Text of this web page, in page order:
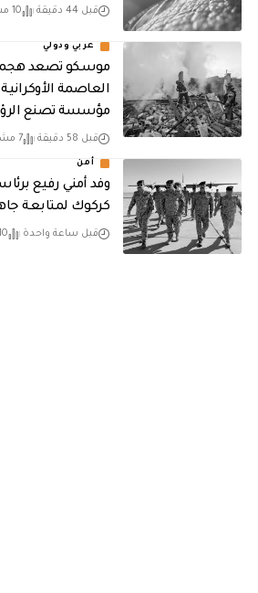
قبل 44 دقيقة 10 مشاهدات
عربي ودولي
موسكو تصعد
العاصمة
مؤسسة تصنع
قبل 58 دقيقة 7 مشاهدات
أمن
وفد أمني رفيع
كركوك لمتابعة
قبل ساعة واحدة 10